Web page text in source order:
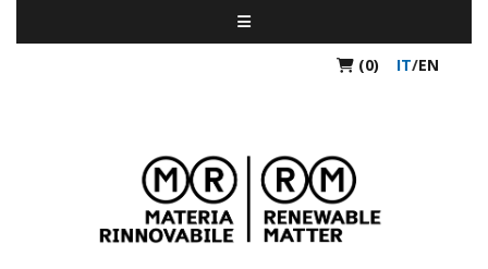
(0) IT/EN